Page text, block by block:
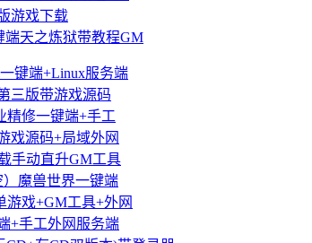
游戏下载
端天之炼狱带教程GM
键端+Linux服务端
三版带游戏源码
精修一键端+手工
戏源码+局域外网
手动直升GM工具
魔兽世界一键端
游戏+GM工具+外网
+手工外网服务端